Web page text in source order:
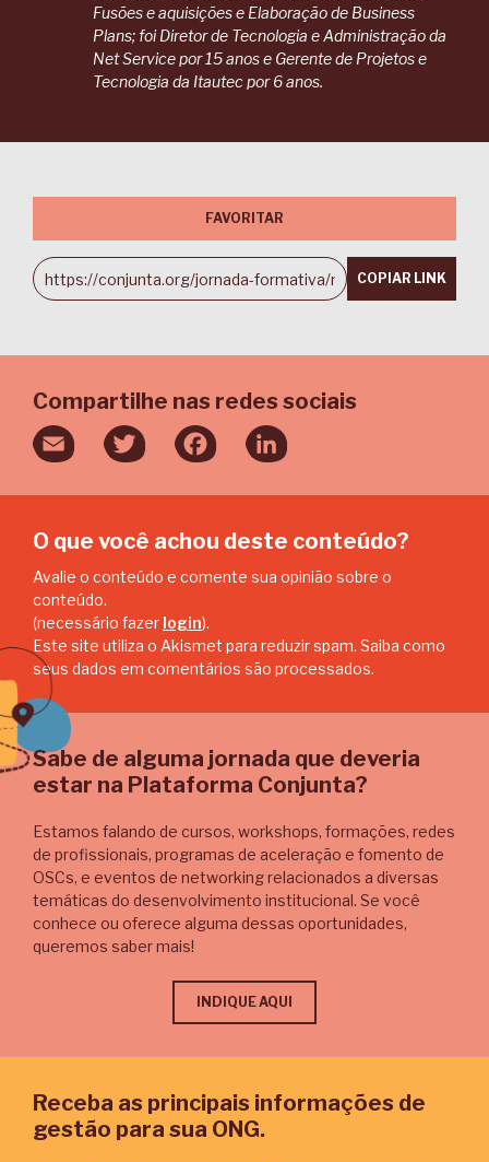
Fusões e aquisições e Elaboração de Business
Plans; foi Diretor de Tecnologia e Administração da
Net Service por 15 anos e Gerente de Projetos e
Tecnologia da Itautec por 6 anos.
FAVORITAR
COPIAR LINK
Compartilhe nas redes sociais
Email Twitter FacebookLinkedIn
O que você achou deste conteúdo?
Avalie o conteúdo e comente sua opinião sobre o
conteúdo.
(necessário fazer login).
Este site utiliza o Akismet para reduzir spam. Saiba como
seus dados em comentários são processados.
Sabe de alguma jornada que deveria
estar na Plataforma Conjunta?
Estamos falando de cursos, workshops, formações, redes
de profissionais, programas de aceleração e fomento de
OSCs, e eventos de networking relacionados a diversas
temáticas do desenvolvimento institucional. Se você
conhece ou oferece alguma dessas oportunidades,
queremos saber mais!
INDIQUE AQUI
Receba as principais informações de
gestão para sua ONG.